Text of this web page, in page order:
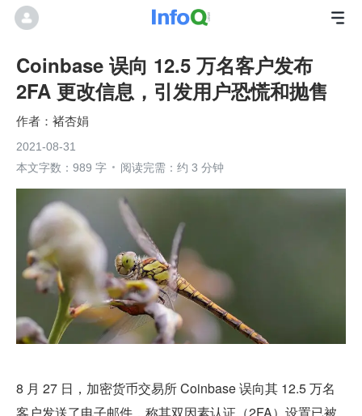
Coinbase 误向 12.5 万名客户发布
2FA 更改信息，引发用户恐慌和抛售
褚杏娟
2021-08-31
本文字数：989 字
阅读完需：约 3 分钟
8 月 27 日，加密货币交易所 Coinbase 误向其 12.5 万名